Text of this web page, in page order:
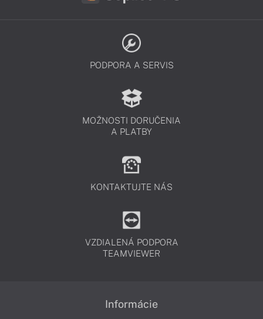
PODPORA A SERVIS
MOŽNOSTI DORUČENIA
A PLATBY
KONTAKTUJTE NÁS
VZDIALENÁ PODPORA
TEAMVIEWER
Informácie